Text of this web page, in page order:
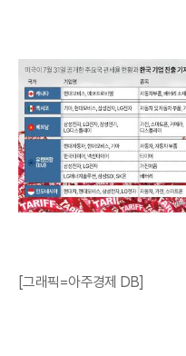
[그래픽=아주경제 DB]